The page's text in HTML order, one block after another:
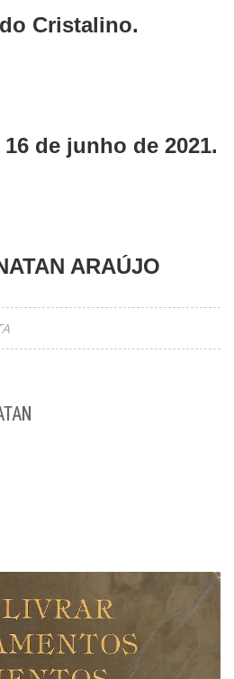
Cristalino.
de junho de 2021.
ARAÚJO